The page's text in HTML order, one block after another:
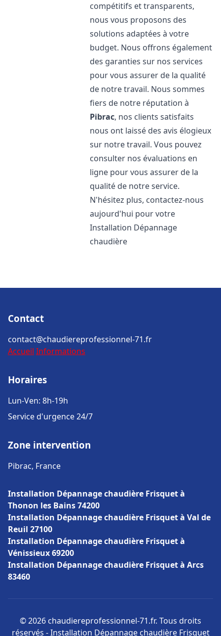
compétitifs et transparents,
nous vous proposons des
solutions adaptées à votre
budget. Nous offrons également
des garanties sur nos services
pour vous assurer de la qualité
de notre travail. Nous sommes
fiers de notre réputation à
Pibrac, nos clients satisfaits
nous ont laissé des avis élogieux
sur notre travail. Vous pouvez
consulter nos évaluations en
ligne pour vous assurer de la
qualité de notre service.
N'hésitez plus, contactez-nous
aujourd'hui pour votre
Installation Dépannage
chaudière
Contact
contact@chaudiereprofessionnel-71.fr
Accueil Informations
Horaires
Lun-Ven: 8h-19h
Service d'urgence 24/7
Zone intervention
Pibrac, France
Installation Dépannage chaudière Frisquet à
Thonon les Bains 74200
Installation Dépannage chaudière Frisquet à Val de
Reuil 27100
Installation Dépannage chaudière Frisquet à
Vénissieux 69200
Installation Dépannage chaudière Frisquet à Arcs
83460
© 2026 chaudiereprofessionnel-71.fr. Tous droits
réservés - Installation Dépannage chaudière Frisquet